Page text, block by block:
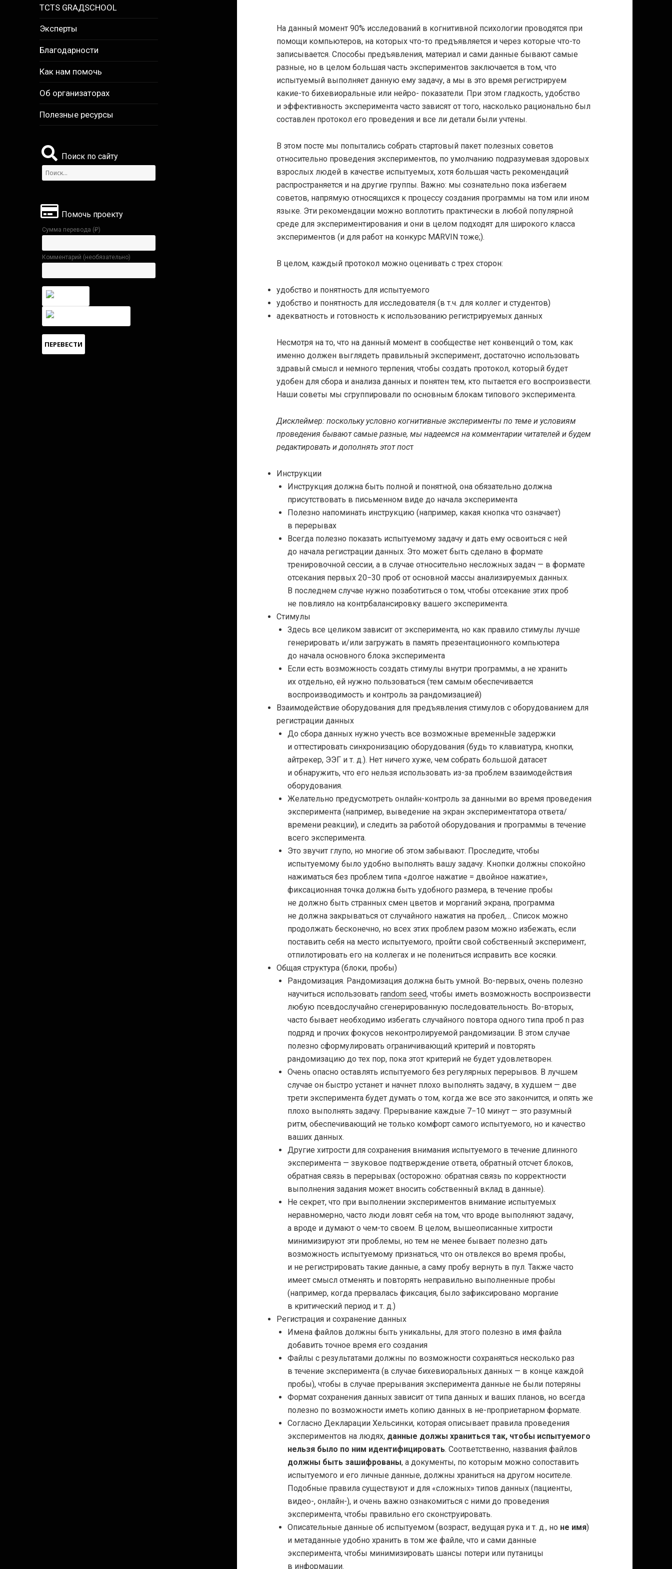
TCTS GRАДSCHOOL
Эксперты
Благодарности
Как нам помочь
Об организаторах
Полезные ресурсы
Поиск по сайту
Найти:
Помочь проекту
Сумма перевода (₽)
Комментарий (необязательно)
На данный момент 90% исследований в когнитивной психологии проводятся при
помощи компьютеров, на которых что-то предъявляется и через которые что-то
записывается.Способы предъявления, материал и сами данные бывают самые
разные, но в целом большая часть экспериментов заключается в том, что
испытуемый выполняет данную ему задачу, а мы в это время регистрируем
какие-то бихевиоральные или нейро- показатели. При этом гладкость, удобство
и эффективность эксперимента часто зависят от того, насколькорационально был
составлен протокол его проведения и все ли детали были учтены.
В этом посте мы попытались собрать стартовый пакет полезных советов
относительно проведения экспериментов, по умолчанию подразумевая здоровых
взрослых людей в качестве испытуемых, хотя большая часть рекомендаций
распространяется и на другие группы. Важно: мы сознательно пока избегаем
советов, напрямую относящихся к процессу создания программы на том или ином
языке. Эти рекомендации можно воплотить практически в любой популярной
среде для экспериментирования и они в целом подходят для широкого класса
экспериментов (и для работ на конкурс MARVIN тоже;).
В целом, каждый протокол можно оценивать с трех сторон:
удобство и понятность для испытуемого
удобство и понятность для исследователя (в т.ч. для коллег и студентов)
адекватность и готовность к использованию регистрируемых данных
Несмотря на то, что на данный момент в сообществе нет конвенций о том, как
именно должен выглядеть правильный эксперимент, достаточно использовать
здравый смысл и немного терпения, чтобы создать протокол, который будет
удобен для сбора и анализа данных и понятен тем, кто пытается его воспроизвести.
Наши советы мы сгруппировали по основным блокам типового эксперимента.
Дисклеймер: поскольку условно когнитивные эксперименты по теме и условиям
проведения бывают самые разные, мы надеемся на комментарии читателей и будем
редактировать и дополнять этот пост
Инструкции
Инструкция должна быть полной и понятной, она обязательно должна
присутствовать в письменном виде до начала эксперимента
Полезно напоминать инструкцию (например, какая кнопка что означает)
в перерывах
Всегда полезно показать испытуемому задачу и дать ему освоиться с ней
до начала регистрации данных. Это может быть сделано в формате
тренировочной сессии, а в случае относительно несложных задач — в формате
отсекания первых 20−30 проб от основной массы анализируемых данных.
В последнем случае нужно позаботиться о том, чтобы отсекание этих проб
не повлияло на контрбалансировку вашего эксперимента.
Стимулы
Здесь все целиком зависит от эксперимента, но как правило стимулы лучше
генерировать и/или загружать в память презентационного компьютера
до начала основного блока эксперимента
Если есть возможность создать стимулы внутри программы, а не хранить
их отдельно, ей нужно пользоваться (тем самым обеспечивается
воспроизводимость и контроль за рандомизацией)
Взаимодействие оборудования для предъявления стимулов с оборудованием для
регистрации данных
До сбора данных нужно учесть все возможные временнЫе задержки
и оттестировать синхронизацию оборудования (будь то клавиатура, кнопки,
айтрекер, ЭЭГ и т. д.). Нет ничего хуже, чем собрать большой датасет
и обнаружить, что его нельзя использовать из-за проблем взаимодействия
оборудования.
Желательно предусмотреть онлайн-контроль за данными во время проведения
эксперимента (например, выведение на экран экспериментатора ответа/
времени реакции), и следить за работой оборудования и программы в течение
всего эксперимента.
Это звучит глупо, но многие об этом забывают. Проследите, чтобы
испытуемому было удобно выполнять вашу задачу. Кнопки должны спокойно
нажиматься без проблем типа «долгое нажатие = двойное нажатие»,
фиксационная точка должна быть удобного размера, в течение пробы
не должно быть странных смен цветов и морганий экрана, программа
не должна закрываться от случайного нажатия на пробел,… Список можно
продолжать бесконечно, но всех этих проблем разом можно избежать, если
поставить себя на место испытуемого, пройти свой собственный эксперимент,
отпилотировать его на коллегах и не полениться исправить все косяки.
Общая структура (блоки, пробы)
Рандомизация. Рандомизация должна быть умной. Во-первых, очень полезно
научиться использовать random seed, чтобы иметь возможность воспроизвести
любую псевдослучайно сгенерированную последовательность. Во-вторых,
часто бывает необходимо избегать случайного повтора одного типа проб n раз
подряд и прочих фокусов неконтролируемой рандомизации. В этом случае
полезно сформулировать ограничивающий критерий и повторять
рандомизацию до тех пор, пока этот критерий не будет удовлетворен.
Очень опасно оставлять испытуемого без регулярных перерывов. В лучшем
случае он быстро устанет и начнет плохо выполнять задачу, в худшем — две
трети эксперимента будет думать о том, когда же все это закончится, и опять же
плохо выполнять задачу. Прерывание каждые 7−10 минут — это разумный
ритм, обеспечивающий не только комфорт самого испытуемого, но и качество
ваших данных.
Другие хитрости для сохранения внимания испытуемого в течение длинного
эксперимента — звуковое подтверждение ответа, обратный отсчет блоков,
обратная связь в перерывах (осторожно: обратная связь по корректности
выполнения задания может вносить собственный вклад в данные).
Не секрет, что при выполнении экспериментов внимание испытуемых
неравномерно, часто люди ловят себя на том, что вроде выполняют задачу,
а вроде и думают о чем-то своем. В целом, вышеописанные хитрости
минимизируют эти проблемы, но тем не менее бывает полезно дать
возможность испытуемому признаться, что он отвлекся во время пробы,
и не регистрировать такие данные, а саму пробу вернуть в пул. Также часто
имеет смысл отменять и повторять неправильно выполненные пробы
(например, когда прервалась фиксация, было зафиксировано моргание
в критический период и т. д.)
Регистрация и сохранение данных
Имена файлов должны быть уникальны, для этого полезно в имя файла
добавить точное время его создания
Файлы с результатами должны по возможности сохраняться несколько раз
в течение эксперимента (в случае бихевиоральных данных — в конце каждой
пробы), чтобы в случае прерывания эксперимента данные не были потеряны
Формат сохранения данных зависит от типа данных и ваших планов, но всегда
полезно по возможности иметь копию данных в не-проприетарном формате.
Согласно Декларации Хельсинки, которая описывает правила проведения
экспериментов на людях, данные должы храниться так, чтобы испытуемого
нельзя было по ним идентифицировать. Соответственно, названия файлов
должны быть зашифрованы, а документы, по которым можно сопоставить
испытуемого и его личные данные, должны храниться на другом носителе.
Подобные правила существуют и для «сложных» типов данных (пациенты,
видео-, онлайн-), и очень важно ознакомиться с ними до проведения
эксперимента, чтобы правильно его сконструировать.
Описательные данные об испытуемом (возраст, ведущая рука и т. д., но не имя)
и метаданные удобно хранить в том же файле, что и сами данные
эксперимента, чтобы минимизировать шансы потери или путаницы
в информации.